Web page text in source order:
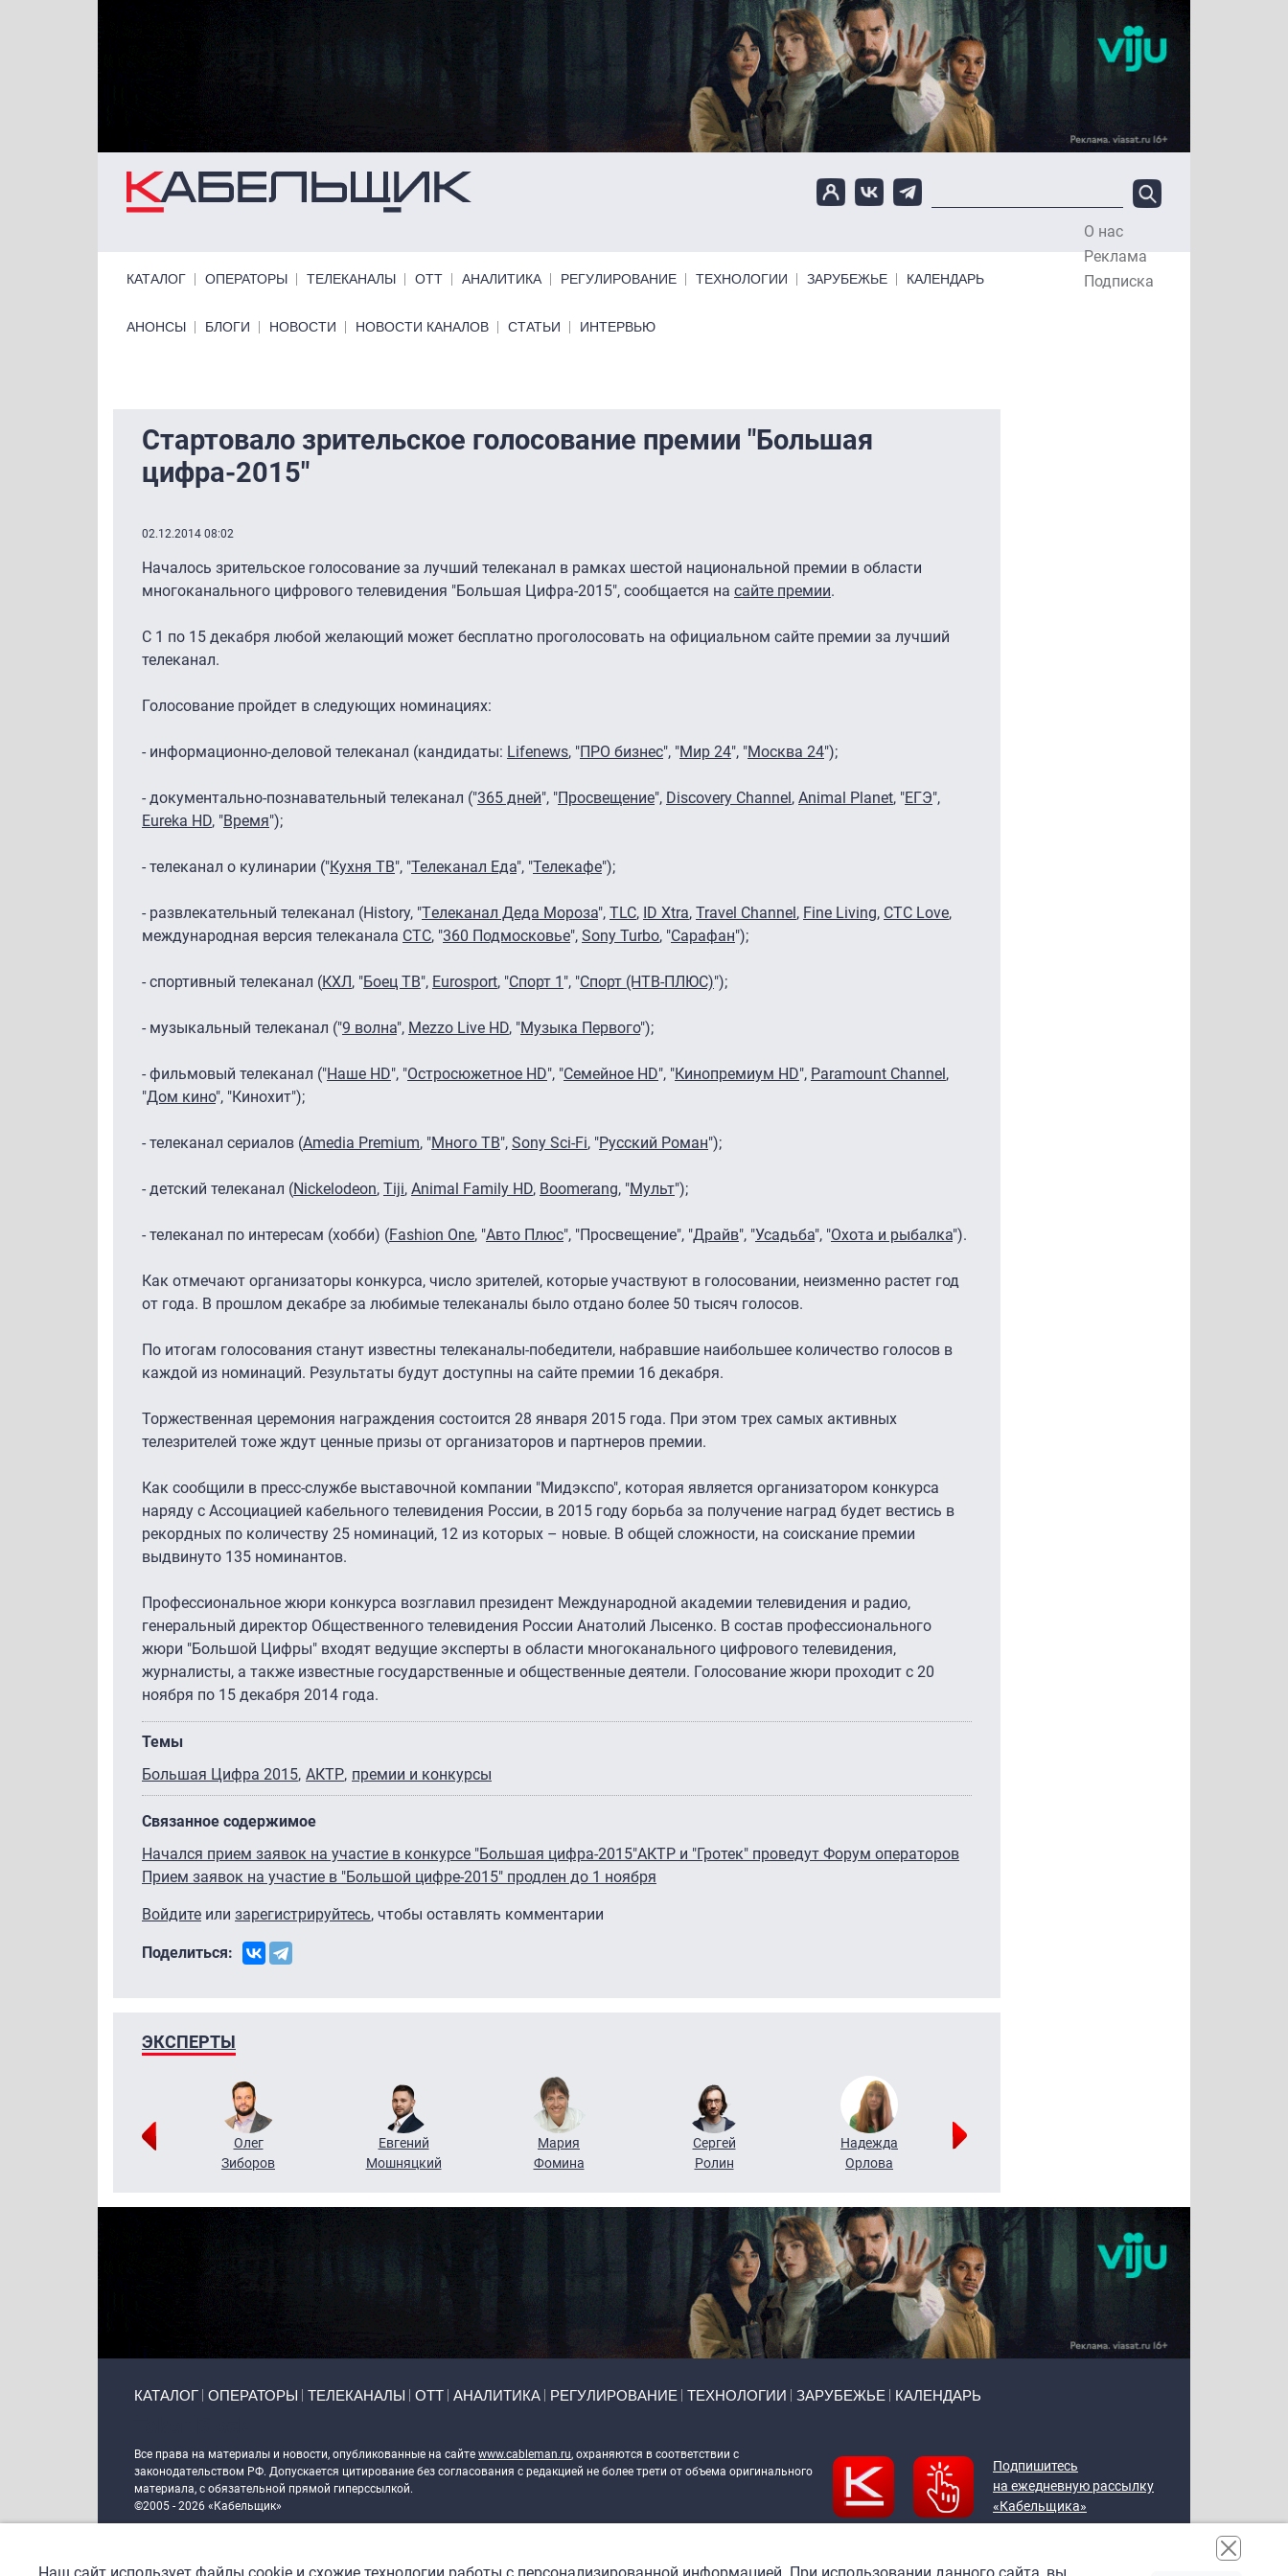
О нас
Реклама
Подписка
КАТАЛОГ ОПЕРАТОРЫ ТЕЛЕКАНАЛЫ ОТТ АНАЛИТИКА РЕГУЛИРОВАНИЕ ТЕХНОЛОГИИ ЗАРУБЕЖЬЕ КАЛЕНДАРЬ
Primary links bottom
АНОНСЫ БЛОГИ НОВОСТИ НОВОСТИ КАНАЛОВ СТАТЬИ ИНТЕРВЬЮ
Стартовало зрительское голосование премии "Большая
цифра-2015"
02.12.2014 08:02
Началось зрительское голосование за лучший телеканал в рамках шестой национальной премии в области
многоканального цифрового телевидения "Большая Цифра-2015", сообщается на сайте премии.
С 1 по 15 декабря любой желающий может бесплатно проголосовать на официальном сайте премии за лучший
телеканал.
Голосование пройдет в следующих номинациях:
- информационно-деловой телеканал (кандидаты: Lifenews, "ПРО бизнес", "Мир 24", "Москва 24");
- документально-познавательный телеканал ("365 дней", "Просвещение", Discovery Channel, Animal Planet, "ЕГЭ",
Eureka HD, "Время");
- телеканал о кулинарии ("Кухня ТВ", "Телеканал Еда", "Телекафе");
- развлекательный телеканал (History, "Tелеканал Деда Мороза", TLC, ID Xtra, Travel Channel, Fine Living, СТС Love,
международная версия телеканала CTC, "360 Подмосковье", Sony Turbo, "Сарафан");
- спортивный телеканал (КХЛ, "Боец ТВ", Eurosport, "Спорт 1 ", "Спорт (НТВ-ПЛЮС)");
- музыкальный телеканал ("9 волна", Mezzo Live HD, "Музыка Первого");
- фильмовый телеканал ("Наше HD", "Остросюжетное HD", "Семейное HD", "Кинопремиум HD", Paramount Channel,
"Дом кино", "Кинохит");
- телеканал сериалов (Amedia Premium, "Много ТВ", Sony Sci-Fi, "Русский Роман");
- детский телеканал (Nickelodeon, Tiji, Animal Family HD, Boomerang, "Мульт");
- телеканал по интересам (хобби) (Fashion One, "Авто Плюс", "Просвещение", "Драйв", "Усадьба", "Охота и рыбалка").
Как отмечают организаторы конкурса, число зрителей, которые участвуют в голосовании, неизменно растет год
от года. В прошлом декабре за любимые телеканалы было отдано более 50 тысяч голосов.
По итогам голосования станут известны телеканалы-победители, набравшие наибольшее количество голосов в
каждой из номинаций. Результаты будут доступны на сайте премии 16 декабря.
Торжественная церемония награждения состоится 28 января 2015 года. При этом трех самых активных
телезрителей тоже ждут ценные призы от организаторов и партнеров премии.
Как сообщили в пресс-службе выставочной компании "Мидэкспо", которая является организатором конкурса
наряду с Ассоциацией кабельного телевидения России, в 2015 году борьба за получение наград будет вестись в
рекордных по количеству 25 номинаций, 12 из которых – новые. В общей сложности, на соискание премии
выдвинуто 135 номинантов.
Профессиональное жюри конкурса возглавил президент Международной академии телевидения и радио,
генеральный директор Общественного телевидения России Анатолий Лысенко. В состав профессионального
жюри "Большой Цифры" входят ведущие эксперты в области многоканального цифрового телевидения,
журналисты, а также известные государственные и общественные деятели. Голосование жюри проходит с 20
ноября по 15 декабря 2014 года.
Темы
Большая Цифра 2015 АКТР премии и конкурсы
Связанное содержимое
Начался прием заявок на участие в конкурсе "Большая цифра-2015"АКТР и "Гротек" проведут Форум операторов
Прием заявок на участие в "Большой цифре-2015" продлен до 1 ноября
Войдите или зарегистрируйтесь, чтобы оставлять комментарии
Поделиться:
ЭКСПЕРТЫ
Олег
Зиборов
Евгений
Мошняцкий
Мария
Фомина
Сергей
Ролин
Надежда
Орлова
КАТАЛОГ ОПЕРАТОРЫ ТЕЛЕКАНАЛЫ ОТТ АНАЛИТИКА РЕГУЛИРОВАНИЕ ТЕХНОЛОГИИ ЗАРУБЕЖЬЕ КАЛЕНДАРЬ
Все права на материалы и новости, опубликованные на сайте www.cableman.ru, охраняются в соответствии с
законодательством РФ. Допускается цитирование без согласования с редакцией не более трети от объема оригинального
материала, с обязательной прямой гиперссылкой.
©2005 - 2026 «Кабельщик»
Подпишитесь
на ежедневную рассылку
«Кабельщика»